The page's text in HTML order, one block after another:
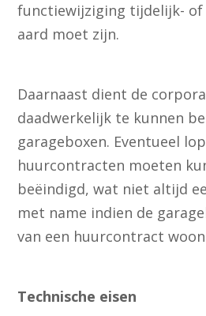
functiewijziging tijdelijk- of
aard moet zijn.
Daarnaast dient de
daadwerkelijk te kunnen
garageboxen. Eventueel
huurcontracten moeten
beëindigd, wat niet altijd
met name indien de
van een huurcontract
Technische eisen